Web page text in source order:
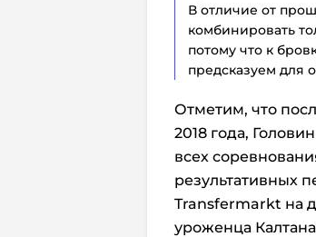
В отличие от
комбинировать
потому что к
предсказуем для
Отметим, что
2018 года,
всех
результативных
Transfermarkt на
уроженца